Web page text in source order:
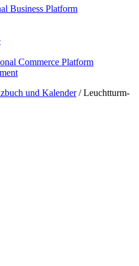
Business Platform
Commerce Platform
und Kalender / Leuchtturm-